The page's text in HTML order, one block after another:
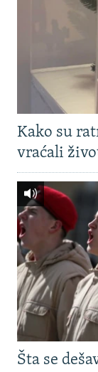
Kako su
vraćali
Šta se